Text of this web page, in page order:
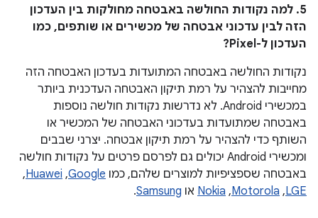
5. למה נקודות החולשה באבטחה מחולקות בין העדכון
הזה לבין עדכוני אבטחה של מכשירים או שותפים, כמו
העדכון ל-Pixel?
נקודות החולשה באבטחה המתועדות בעדכון האבטחה הזה
מחייבות להצהיר על רמת תיקון האבטחה העדכנית ביותר
במכשירי Android. לא נדרשות נקודות חולשה נוספות
באבטחה שמתועדות בעדכוני האבטחה של המכשיר או
השותף כדי להצהיר על רמת תיקון אבטחה. יצרני שבבים
ומכשירי Android יכולים גם לפרסם פרטים על נקודות חולשה
באבטחה שספציפיות למוצרים שלהם, כמו Google
,‏
Huawei
,‏
LGE
,‏
Motorola
,‏
Nokia או Samsung
.